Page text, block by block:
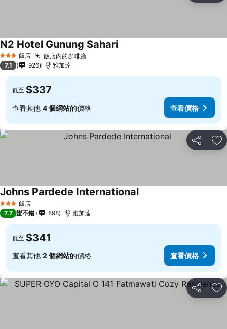
3 星級 飯店 飯店內的咖啡廳
N2 Hotel Gunung Sahari
7.1 926 雅加達
低至 $337
查看其他 4 個網站的價格 查看價格
分享 加
3 星級 飯店
Johns Pardede International
7.7 蠻不錯 898 雅加達
低至 $341
查看其他 2 個網站的價格 查看價格
分享 加